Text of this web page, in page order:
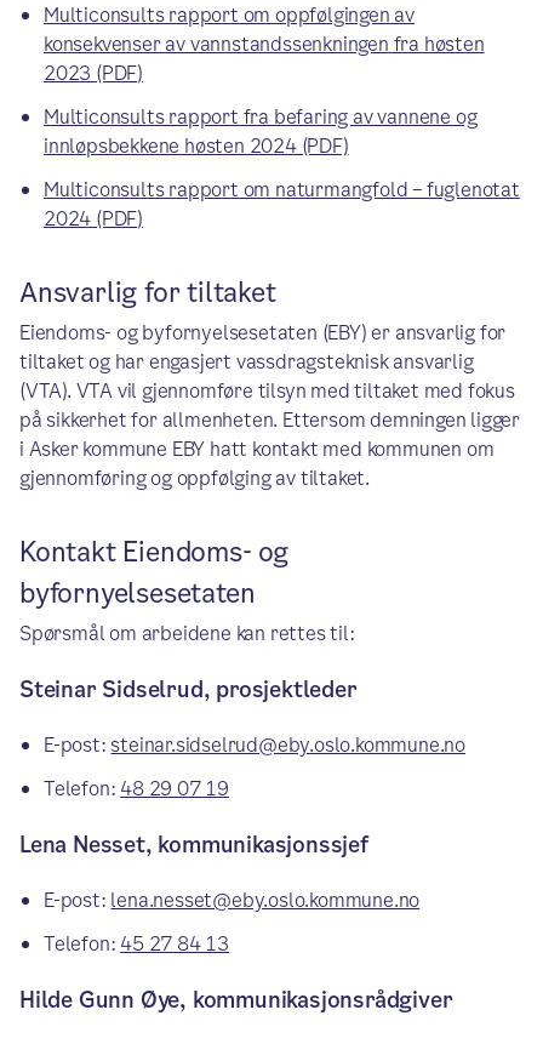
Multiconsults rapport om oppfølgingen av
konsekvenser av vannstandssenkningen fra høsten
2023 (PDF)
Multiconsults rapport fra befaring av vannene og
innløpsbekkene høsten 2024 (PDF)
Multiconsults rapport om naturmangfold – fuglenotat
2024 (PDF)
Ansvarlig for tiltaket
Eiendoms- og byfornyelsesetaten (EBY) er ansvarlig for
tiltaket og har engasjert vassdragsteknisk ansvarlig
(VTA). VTA vil gjennomføre tilsyn med tiltaket med fokus
på sikkerhet for allmenheten. Ettersom demningen ligger
i Asker kommune EBY hatt kontakt med kommunen om
gjennomføring og oppfølging av tiltaket.
Kontakt Eiendoms- og
byfornyelsesetaten
Spørsmål om arbeidene kan rettes til:
Steinar Sidselrud, prosjektleder
E-post: steinar.sidselrud@eby.oslo.kommune.no
Telefon: 48 29 07 19
Lena Nesset, kommunikasjonssjef
E-post: lena.nesset@eby.oslo.kommune.no
Telefon: 45 27 84 13
Hilde Gunn Øye, kommunikasjonsrådgiver